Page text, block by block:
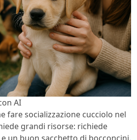
AI
fare socializzazione cucciolo nel
grandi risorse: richiede